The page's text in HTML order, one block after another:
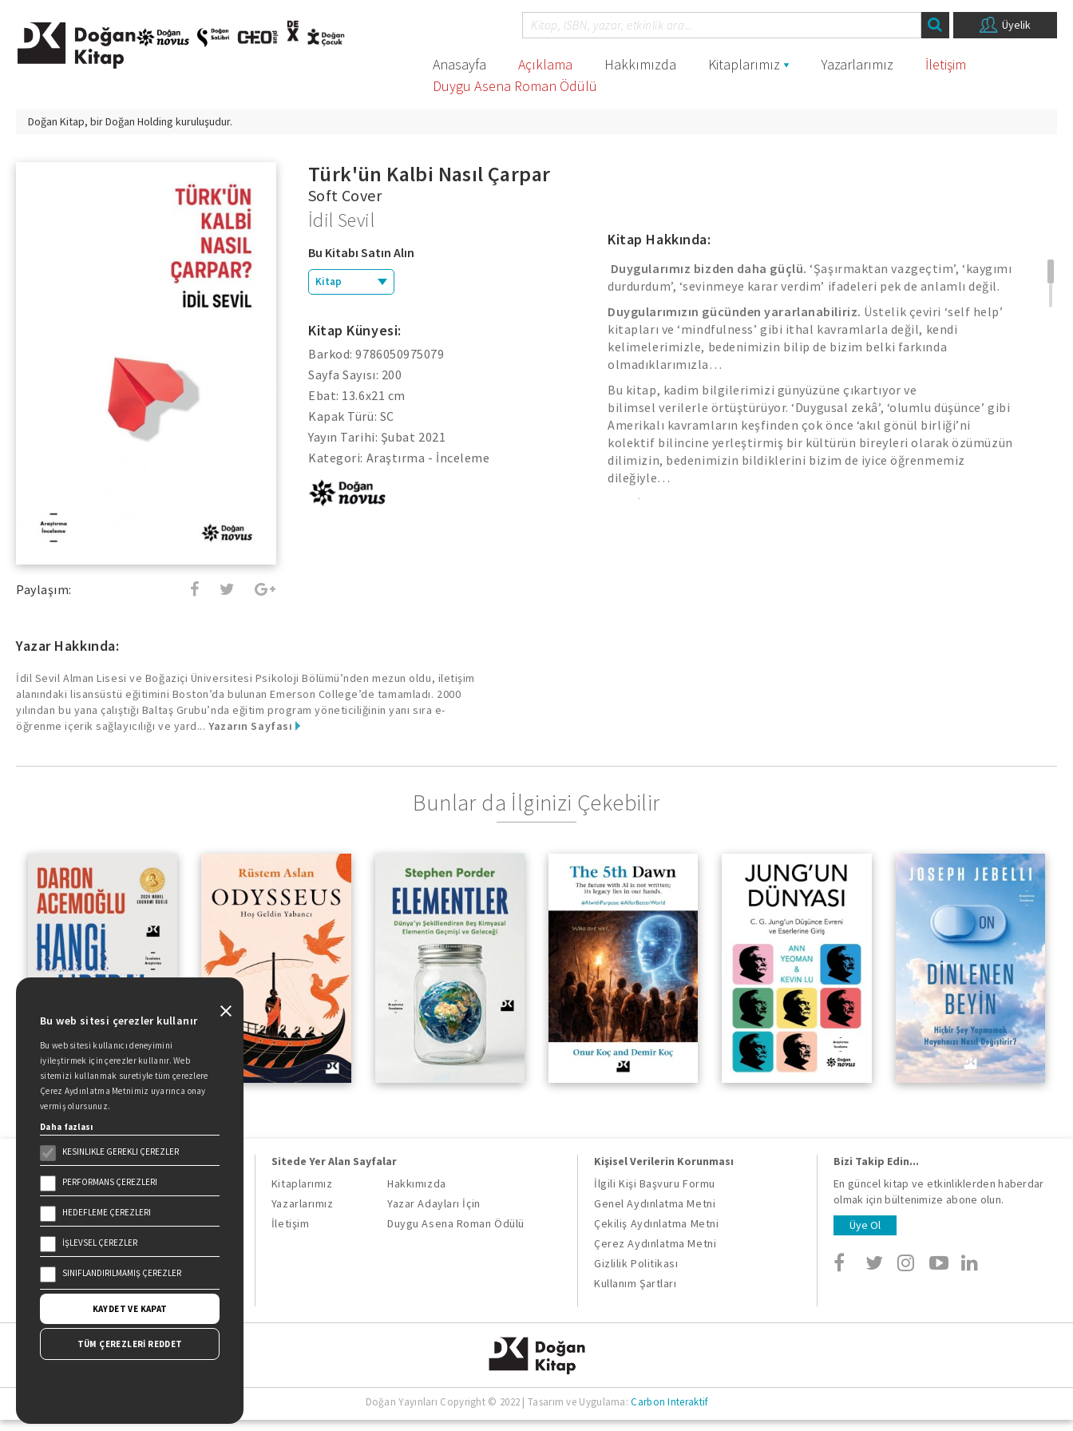
Üyelik
Anasayfa Açıklama Hakkımızda Kitaplarımız Yazarlarımız
İletişim
Duygu Asena Roman Ödülü
Doğan Kitap, birDoğan Holding kuruluşudur.
Paylaşım:
Türk'ün Kalbi Nasıl Çarpar
Soft Cover
İdil Sevil
Bu Kitabı Satın Alın
Kitap
Kitap Künyesi:
Barkod: 9786050975079
Sayfa Sayısı: 200
Ebat: 13.6x21 cm
Kapak Türü: SC
Yayın Tarihi: Şubat 2021
Kategori: Araştırma - İnceleme
Kitap Hakkında:
Duygularımız bizden daha güçlü. ‘Şaşırmaktan vazgeçtim’, ‘kaygımı
durdurdum’, ‘sevinmeye karar verdim’ ifadeleri pek de anlamlı değil.
Duygularımızın gücünden yararlanabiliriz. Üstelik çeviri ‘self help’
kitapları ve ‘mindfulness’ gibi ithal kavramlarla değil, kendi
kelimelerimizle, bedenimizin bilip de bizim belki farkında
olmadıklarımızla…
Bu kitap, kadim bilgilerimizi günyüzüne çıkartıyor ve
bilimsel verilerle örtüştürüyor. ‘Duygusal zekâ’, ‘olumlu düşünce’ gibi
Amerikalı kavramların keşfinden çok önce ‘akıl gönül birliği’ni
kolektif bilincine yerleştirmiş bir kültürün bireyleri olarak özümüzün
dilimizin, bedenimizin bildiklerini bizim de iyice öğrenmemiz
dileğiyle…
Türk’ün Kalbi Nasıl Çarpar?
Yazar Hakkında:
İdil Sevil Alman Lisesi ve Boğaziçi Üniversitesi Psikoloji Bölümü’nden mezun oldu, iletişim
alanındaki lisansüstü eğitimini Boston’da bulunan Emerson College’de tamamladı. 2000
yılından bu yana çalıştığı Baltaş Grubu’nda eğitim program yöneticiliğinin yanı sıra e-
öğrenme içerik sağlayıcılığı ve yard... Yazarın Sayfası
Bunlar da İlginizi Çekebilir
Hoş Geldin Yabancı
Dünya’yı Şekillendiren Beş
Kimyasal Elementin
Geçmişi ve Geleceği
Doğan Kitap, bir Doğan Holding
kuruluşudur.
19 Mayıs Cad. Golden Plaza No:1 Kat:10
34360 / Şişli / İstanbul
Sitede Yer Alan Sayfalar
Kitaplarımız
Hakkımızda
Yazarlarımız
Yazar Adayları İçin
İletişim
Duygu Asena Roman Ödülü
Kişisel Verilerin Korunması
İlgili Kişi Başvuru Formu
Genel Aydınlatma Metni
Çekiliş Aydınlatma Metni
Çerez Aydınlatma Metni
Gizlilik Politikası
Kullanım Şartları
Bizi Takip Edin...
En güncel kitap ve etkinliklerden haberdar
olmak için bültenimize abone olun.
Üye Ol
Doğan Yayınları Copyright © 2022 | Tasarım ve Uygulama:Carbon Interaktif
Bu web sitesi çerezler kullanır
Bu web sitesi kullanıcı deneyimini
iyileştirmek için çerezler kullanır. Web
sitemizi kullanmak suretiyle tüm çerezlere
Çerez Aydınlatma Metnimiz uyarınca onay
vermiş olursunuz.
Daha fazlası
KESINLIKLE GEREKLI ÇEREZLER
PERFORMANS ÇEREZLERI
HEDEFLEME ÇEREZLERI
İŞLEVSEL ÇEREZLER
SINIFLANDIRILMAMIŞ ÇEREZLER
KAYDET VE KAPAT
TÜM ÇEREZLERİ REDDET